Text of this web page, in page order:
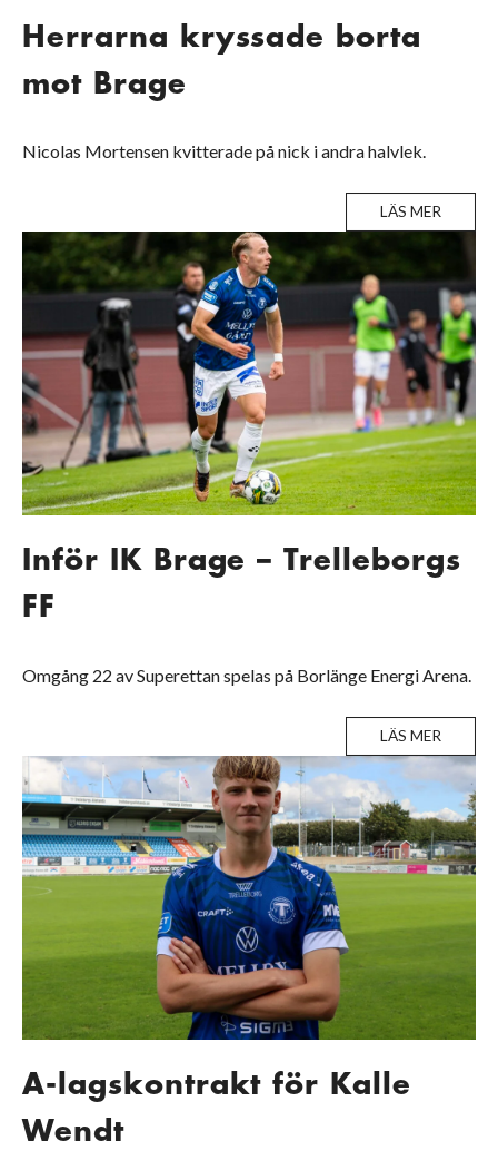
Herrarna kryssade borta
mot Brage
Nicolas Mortensen kvitterade på nick i andra halvlek.
LÄS MER
Inför IK Brage – Trelleborgs
FF
Omgång 22 av Superettan spelas på Borlänge Energi Arena.
LÄS MER
A-lagskontrakt för Kalle
Wendt